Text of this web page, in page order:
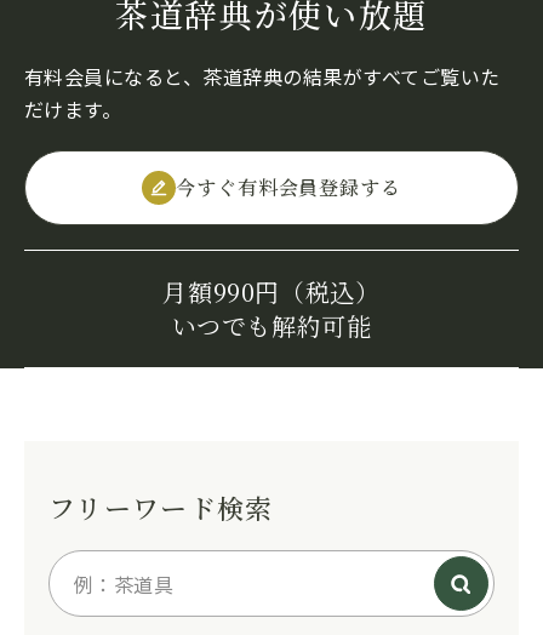
茶道辞典が使い放題
有料会員になると、茶道辞典の結果がすべてご覧いた
だけます。
今すぐ有料会員登録する
月額990円（税込）
いつでも解約可能
フリーワード検索